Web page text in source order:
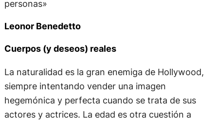
personas»
Leonor Benedetto
Cuerpos (y deseos) reales
La naturalidad es la gran enemiga de Hollywood,
siempre intentando vender una imagen
hegemónica y perfecta cuando se trata de sus
actores y actrices. La edad es otra cuestión a